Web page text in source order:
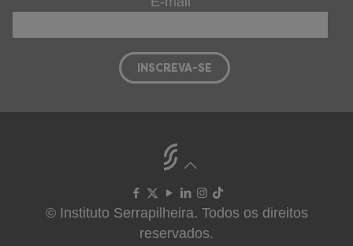
© Instituto Serrapilheira. Todos os direitos
reservados.